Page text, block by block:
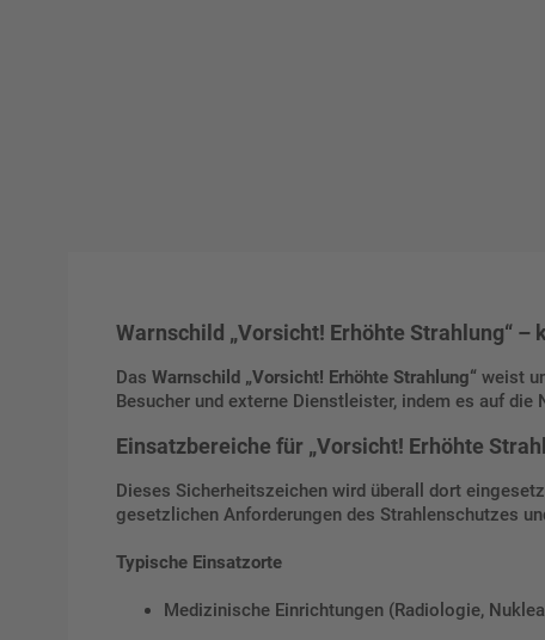
Warnschild „Vorsicht! Erhöhte Strahlung“
Das Warnschild „Vorsicht! Erhöhte Strahlung“ weist
Besucher und externe Dienstleister, indem es auf
Einsatzbereiche für „Vorsicht! Erhöhte
Dieses Sicherheitszeichen wird überall dort
gesetzlichen Anforderungen des Strahlenschutzes
Typische Einsatzorte
Medizinische Einrichtungen (Radiologie,